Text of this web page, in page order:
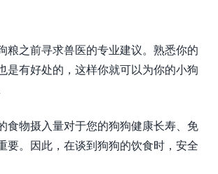
粮之前寻求兽医的专业建议。熟悉你的
是有好处的，这样你就可以为你的小狗
食物摄入量对于您的狗狗健康长寿、免
要。因此，在谈到狗狗的饮食时，安全